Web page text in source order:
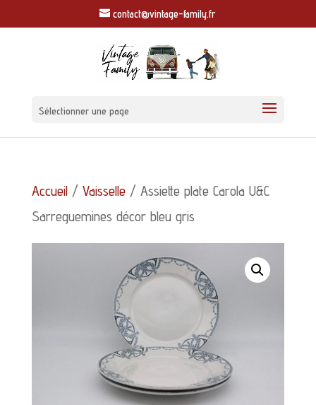
contact@vintage-family.fr
Sélectionner une page
Accueil/ Vaisselle/ Assiette plate Carola U&C
Sarreguemines décor bleu gris